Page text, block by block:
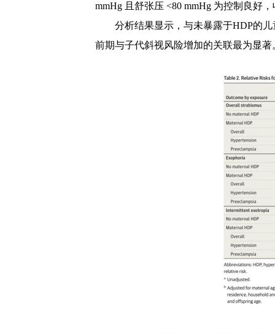
mmHg 且舒张压 <80 mmHg 为控制良好
分析结果显示，与未暴露于HDP的儿
前期与子代斜视风险增加的关联最为显著